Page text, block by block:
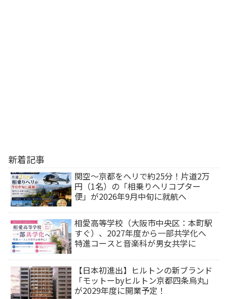
新着記事
関空～京都をヘリで約25分！片道2万
円（1名）の「相乗りヘリコプター
便」が2026年9月中旬に就航へ
相愛高等学校（大阪市中央区：本町駅
すぐ）、2027年度から一部共学化へ
特進コースと音楽科が男女共学に
【日本初進出】ヒルトンの新ブランド
「モットーbyヒルトン京都四条烏丸」
が2029年度に開業予定！